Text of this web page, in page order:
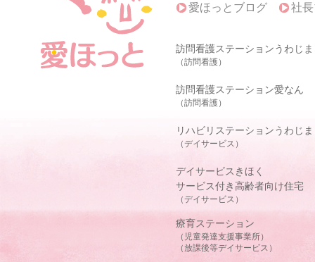
愛ほっとブログ
社
訪問看護ステーションうわじま
（訪問看護）
訪問看護ステーション愛なん
（訪問看護）
リハビリステーションうわじま
（デイサービス）
デイサービスきほく
サービス付き高齢者向け住宅
（デイサービス）
療育ステーション
（児童発達支援事業所）
（放課後等デイサービス）